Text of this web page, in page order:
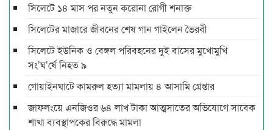
সিলেটে ১৪ মাস পর নতুন করোনা রোগী শনাক্ত
সিলেটের মাজারে জীবনের শেষ গান গাইলেন ভৈরবী
সিলেটে ইউনিক ও বেঙ্গল পরিবহনের দুই বাসের মুখোমুখি
সং’ঘ’র্ষে নিহত ৯
গোয়াইনঘাটে কামরুল হত্যা মামলায় ৪ আসামি গ্রেপ্তার
জাফলংয়ে এনজিওর ৬৪ লাখ টাকা আত্মসাতের অভিযোগে সাবেক
শাখা ব্যবস্থাপকের বিরুদ্ধে মামলা